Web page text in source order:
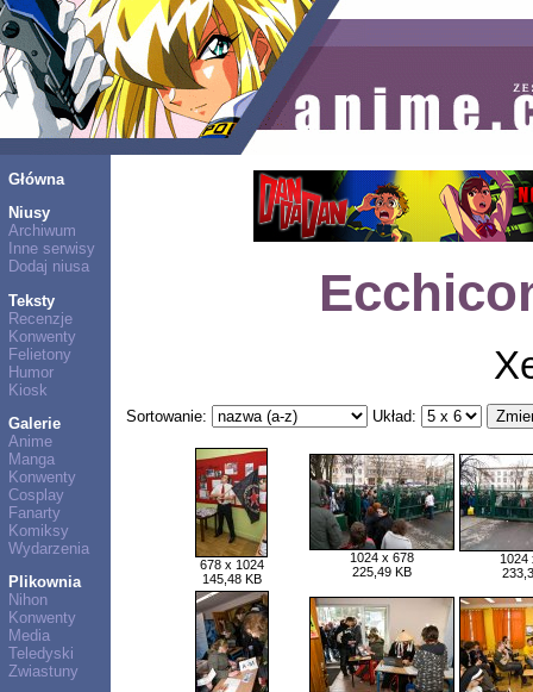
Główna
Niusy
Archiwum
Inne serwisy
Dodaj niusa
Teksty
Recenzje
Konwenty
Felietony
Humor
Kiosk
Galerie
Anime
Manga
Konwenty
Cosplay
Fanarty
Komiksy
Wydarzenia
Plikownia
Nihon
Konwenty
Media
Teledyski
Zwiastuny
Sortowanie: Układ:
678 x 1024
145,48 KB
1024 x 678
225,49 KB
1024